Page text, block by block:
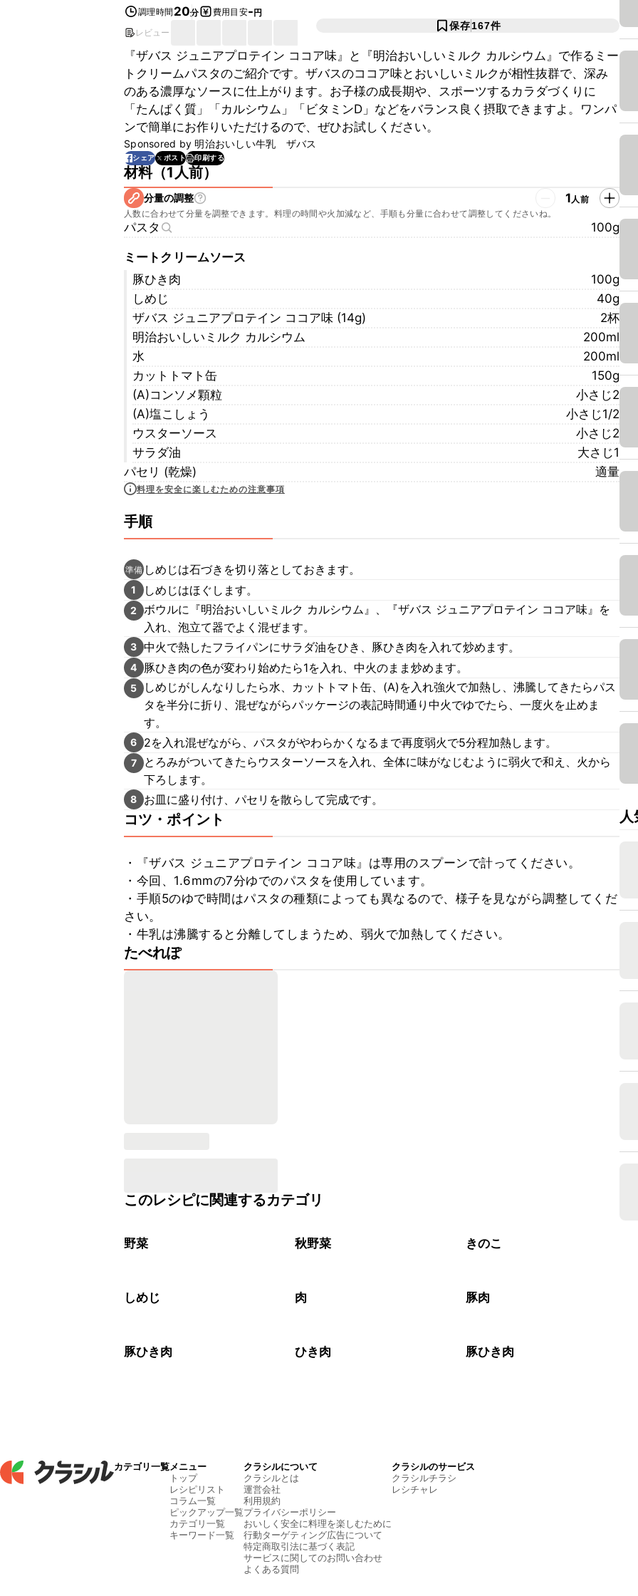
調理時間 20分 費用目安-円
レビュー
保存167件
『ザバス ジュニアプロテイン ココア味』と『明治おいしいミルク カルシウム』で作るミー
トクリームパスタのご紹介です。ザバスのココア味とおいしいミルクが相性抜群で、深み
のある濃厚なソースに仕上がります。お子様の成長期や、スポーツするカラダづくりに
「たんぱく質」「カルシウム」「ビタミンD」などをバランス良く摂取できますよ。ワンパ
ンで簡単にお作りいただけるので、ぜひお試しください。
Sponsored by 明治おいしい牛乳 ザバス
シェア ポスト 印刷する
材料（1人前）
分量の調整 1人前
人数に合わせて分量を調整できます。料理の時間や火加減など、手順も分量に合わせて調整してくださいね。
パスタ 100g
ミートクリームソース
豚ひき肉
100g
しめじ
40g
ザバス ジュニアプロテイン ココア味 (14g)
2杯
明治おいしいミルク カルシウム
200ml
水
200ml
カットトマト缶
150g
(A)コンソメ顆粒
小さじ2
(A)塩こしょう
小さじ1/2
ウスターソース
小さじ2
サラダ油
大さじ1
パセリ (乾燥)
適量
料理を安全に楽しむための注意事項
手順
準備 しめじは石づきを切り落としておきます。
1 しめじはほぐします。
2
ボウルに『明治おいしいミルク カルシウム』、『ザバス ジュニアプロテイン ココア味』を
入れ、泡立て器でよく混ぜます。
3 中火で熱したフライパンにサラダ油をひき、豚ひき肉を入れて炒めます。
4 豚ひき肉の色が変わり始めたら1を入れ、中火のまま炒めます。
5
しめじがしんなりしたら水、カットトマト缶、(A)を入れ強火で加熱し、沸騰してきたらパス
タを半分に折り、混ぜながらパッケージの表記時間通り中火でゆでたら、一度火を止めま
す。
6 2を入れ混ぜながら、パスタがやわらかくなるまで再度弱火で5分程加熱します。
7
とろみがついてきたらウスターソースを入れ、全体に味がなじむように弱火で和え、火から
下ろします。
8 お皿に盛り付け、パセリを散らして完成です。
コツ・ポイント
・『ザバス ジュニアプロテイン ココア味』は専用のスプーンで計ってください。
・今回、1.6mmの7分ゆでのパスタを使用しています。
・手順5のゆで時間はパスタの種類によっても異なるので、様子を見ながら調整してくだ
さい。
・牛乳は沸騰すると分離してしまうため、弱火で加熱してください。
たべれぽ
このレシピに関連するカテゴリ
野菜 秋野菜 きのこ
しめじ 肉 豚肉
豚ひき肉 ひき肉 豚ひき肉
カテゴリ一覧メニュー
トップ
レシピリスト
コラム一覧
ピックアップ一覧
カテゴリ一覧
キーワード一覧
クラシルについて
クラシルとは
運営会社
利用規約
プライバシーポリシー
おいしく安全に料理を楽しむために
行動ターゲティング広告について
特定商取引法に基づく表記
サービスに関してのお問い合わせ
よくある質問
クラシルのサービス
クラシルチラシ
レシチャレ